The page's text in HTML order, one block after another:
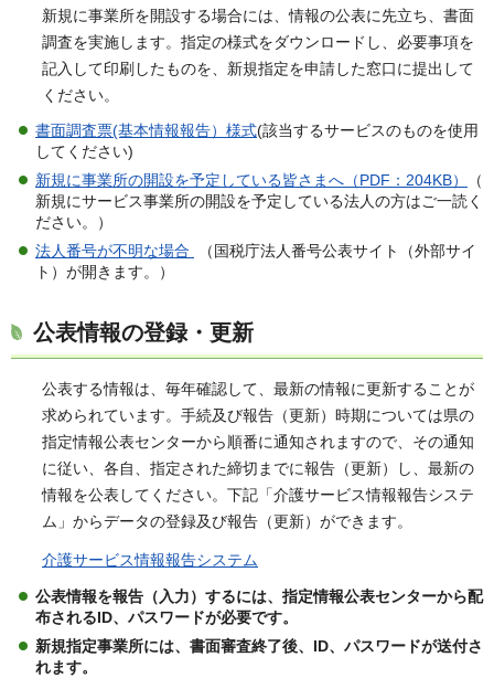
新規に事業所を開設する場合には、情報の公表に先立ち、書面
調査を実施します。指定の様式をダウンロードし、必要事項を
記入して印刷したものを、新規指定を申請した窓口に提出して
ください。
書面調査票(基本情報報告）様式(該当するサービスのものを使用
してください)
新規に事業所の開設を予定している皆さまへ（PDF：204KB）
（
新規にサービス事業所の開設を予定している法人の方はご一読く
ださい。）
法人番号が不明な場合
（国税庁法人番号公表サイト（外部サイ
ト）が開きます。）
公表情報の登録・更新
公表する情報は、毎年確認して、最新の情報に更新することが
求められています。手続及び報告（更新）時期については県の
指定情報公表センターから順番に通知されますので、その通知
に従い、各自、指定された締切までに報告（更新）し、最新の
情報を公表してください。下記「介護サービス情報報告システ
ム」からデータの登録及び報告（更新）ができます。
介護サービス情報報告システム
公表情報を報告（入力）するには、指定情報公表センターから配
布されるID、パスワードが必要です。
新規指定事業所には、書面審査終了後、ID、パスワードが送付さ
れます。